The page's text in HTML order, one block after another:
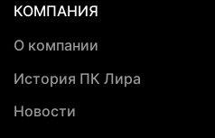
КОМПАНИЯ
О компании
История ПК Лира
Новости